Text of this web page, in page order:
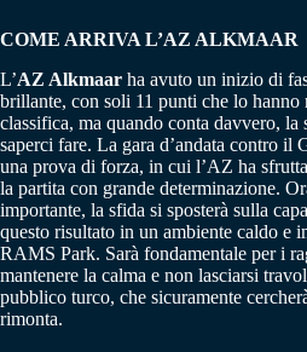
COME ARRIVA L’AZ ALKMAAR
L’AZ Alkmaar ha avuto un inizio di
brillante, con soli 11 punti che lo hanno
classifica, ma quando conta davvero, la
saperci fare. La gara d’andata contro il
una prova di forza, in cui l’AZ ha
la partita con grande determinazione.
importante, la sfida si sposterà sulla
questo risultato in un ambiente caldo e
RAMS Park. Sarà fondamentale per i
mantenere la calma e non lasciarsi
pubblico turco, che sicuramente
rimonta.